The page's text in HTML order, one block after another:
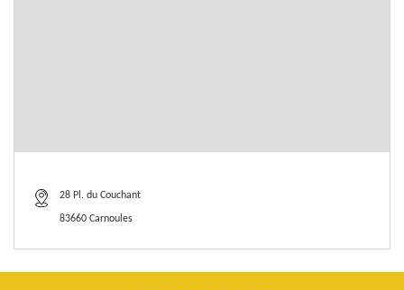
28 Pl. du Couchant
83660 Carnoules